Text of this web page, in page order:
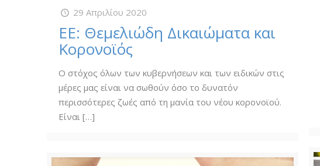
29 Απριλίου 2020
ΕΕ: Θεμελιώδη Δικαιώματα και
Κορονοϊός
Ο στόχος όλων των κυβερνήσεων και των ειδικών στις
μέρες μας είναι να σωθούν όσο το δυνατόν
περισσότερες ζωές από τη μανία του νέου κορονοϊού.
Είναι […]